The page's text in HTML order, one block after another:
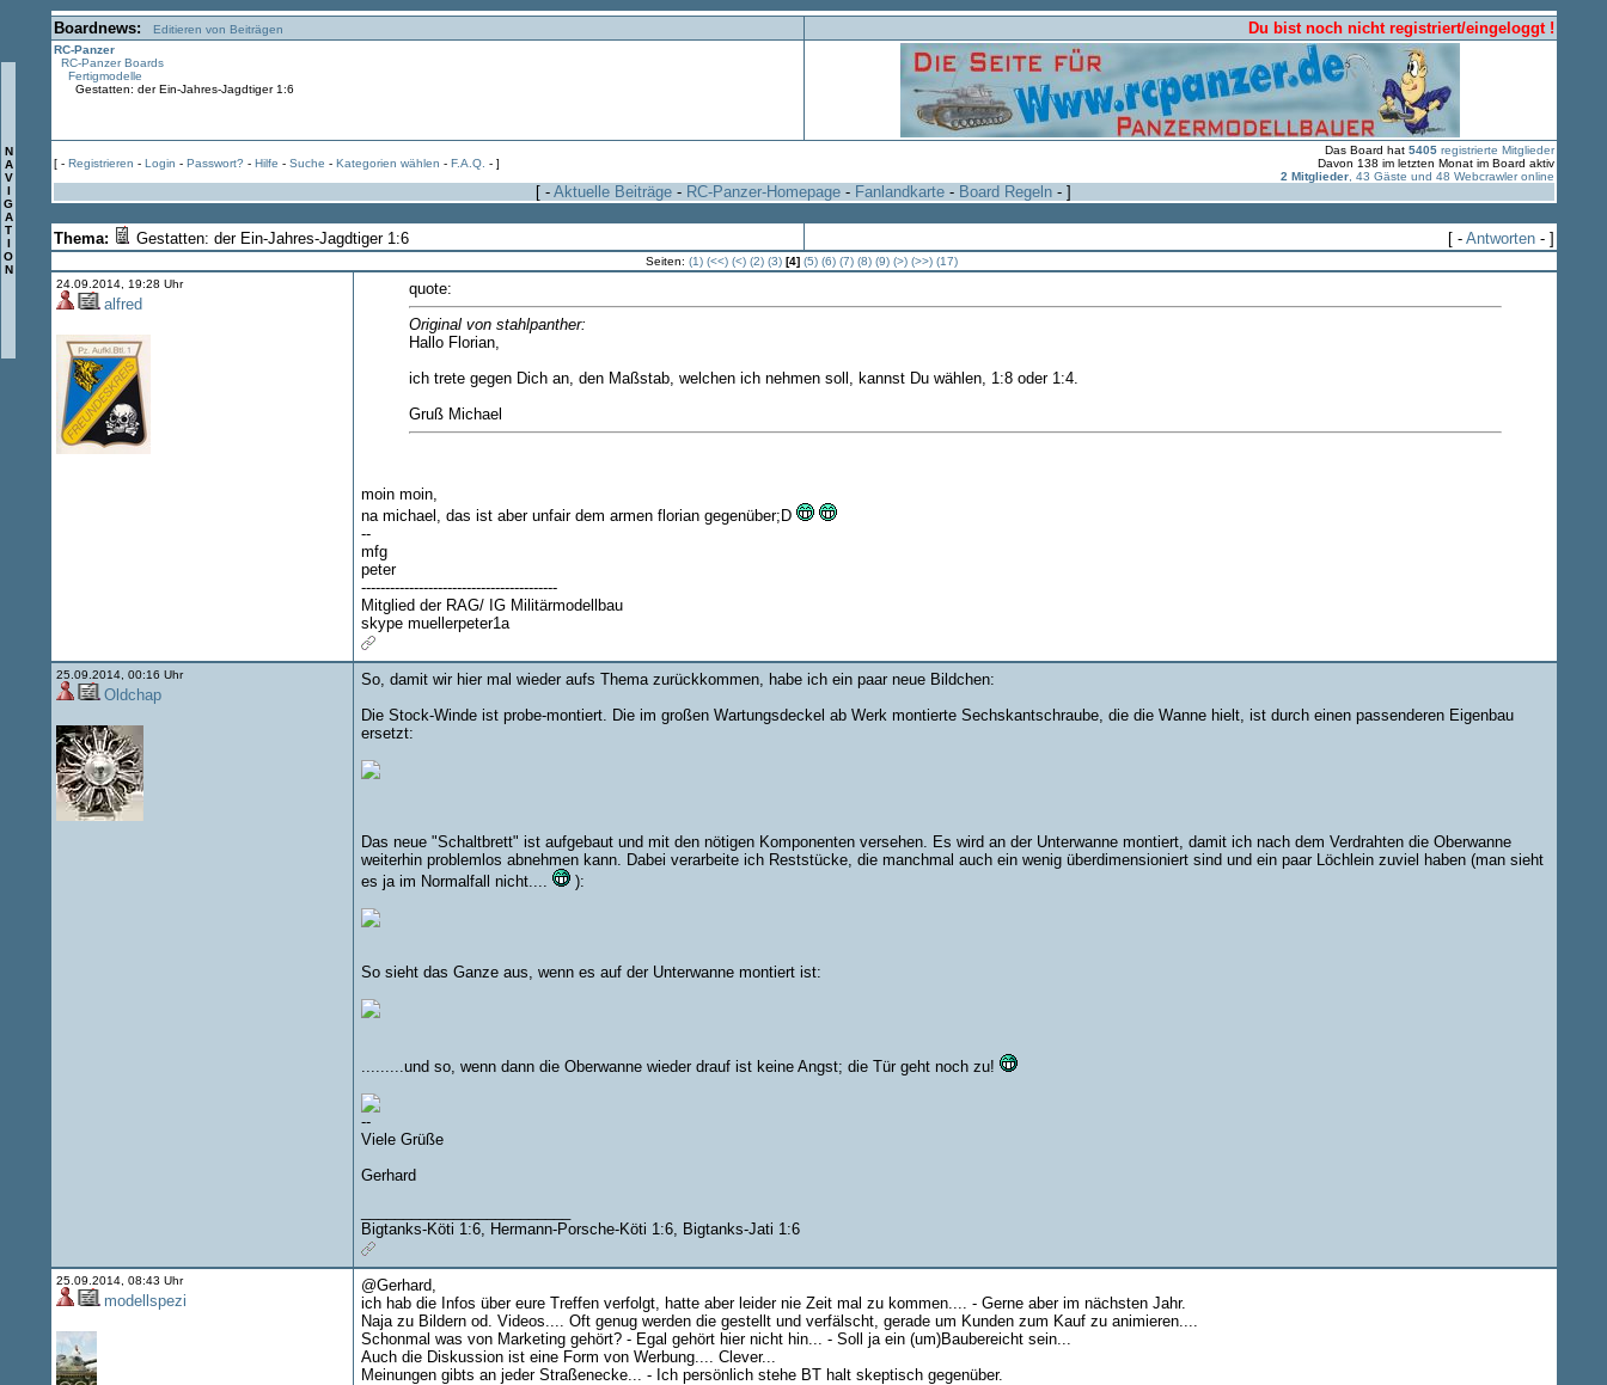
N
A
V
I
G
A
T
I
O
N
Boardnews: Editieren von Beiträgen Du bist noch nicht registriert/eingeloggt !
RC-Panzer
RC-Panzer Boards
Fertigmodelle
Gestatten: der Ein-Jahres-Jagdtiger 1:6
[ - Registrieren - Login - Passwort? - Hilfe - Suche - Kategorien wählen - F.A.Q. - ]
Das Board hat 5405registrierte Mitglieder
Davon 138 im letzten Monat im Board aktiv
2 Mitglieder, 43 Gäste und 48 Webcrawler online
[ - Aktuelle Beiträge - RC-Panzer-Homepage - Fanlandkarte - Board Regeln - ]
Thema: Gestatten: der Ein-Jahres-Jagdtiger 1:6 [ - Antworten- ]
Seiten: (1) (<<) (<) (2) (3) [4] (5) (6) (7) (8) (9) (>) (>>) (17)
24.09.2014, 19:28 Uhr
alfred
quote:
Original von stahlpanther:
Hallo Florian,
ich trete gegen Dich an, den Maßstab, welchen ich nehmen soll, kannst Du wählen, 1:8 oder 1:4.
Gruß Michael
moin moin,
na michael, das ist aber unfair dem armen florian gegenüber;D
--
mfg
peter
-----------------------------------------
Mitglied der RAG/ IG Militärmodellbau
skype muellerpeter1a
25.09.2014, 00:16 Uhr
Oldchap
So, damit wir hier mal wieder aufs Thema zurückkommen, habe ich ein paar neue Bildchen:
Die Stock-Winde ist probe-montiert. Die im großen Wartungsdeckel ab Werk montierte Sechskantschraube, die die Wanne hielt, ist durch einen passenderen Eigenbau
ersetzt:
Das neue "Schaltbrett" ist aufgebaut und mit den nötigen Komponenten versehen. Es wird an der Unterwanne montiert, damit ich nach dem Verdrahten die Oberwanne
weiterhin problemlos abnehmen kann. Dabei verarbeite ich Reststücke, die manchmal auch ein wenig überdimensioniert sind und ein paar Löchlein zuviel haben (man sieht
es ja im Normalfall nicht....
):
So sieht das Ganze aus, wenn es auf der Unterwanne montiert ist:
.........und so, wenn dann die Oberwanne wieder drauf ist keine Angst; die Tür geht noch zu!
--
Viele Grüße
Gerhard
Bigtanks-Köti 1:6, Hermann-Porsche-Köti 1:6, Bigtanks-Jati 1:6
25.09.2014, 08:43 Uhr
modellspezi
@Gerhard,
ich hab die Infos über eure Treffen verfolgt, hatte aber leider nie Zeit mal zu kommen.... - Gerne aber im nächsten Jahr.
Naja zu Bildern od. Videos.... Oft genug werden die gestellt und verfälscht, gerade um Kunden zum Kauf zu animieren....
Schonmal was von Marketing gehört? - Egal gehört hier nicht hin... - Soll ja ein (um)Baubereicht sein...
Auch die Diskussion ist eine Form von Werbung.... Clever...
Meinungen gibts an jeder Straßenecke... - Ich persönlich stehe BT halt skeptisch gegenüber.